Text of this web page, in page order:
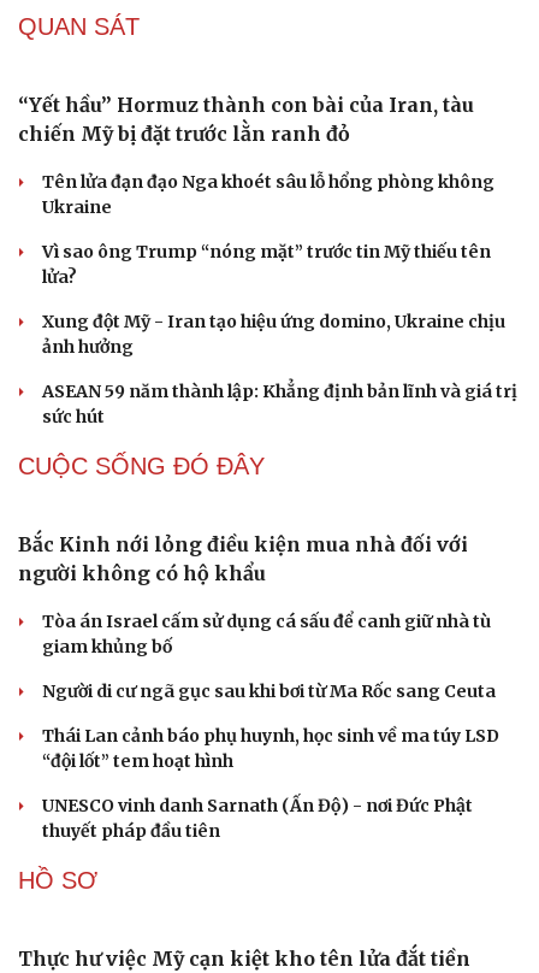
Cải chính
KHỞI NGHIỆP
Đắk Lắk tìm giải pháp nâng cao chất lượng hoạt
động chi Hội Nông dân
Xây dựng thương hiệu để sản phẩm Na La Hiên Thái
Nguyên vươn xa
Bí quyết làm giàu của cặp vợ chồng người Châu Ro ở
Lâm Đồng
Hiệp hội Khởi nghiệp quốc gia tổ chức Diễn đàn Khởi
nghiệp tại Đà Nẵng
“Biến” gáo dừa thành sản phẩm xuất khẩu có giá trị
QUAN SÁT
“Yết hầu” Hormuz thành con bài của Iran, tàu
chiến Mỹ bị đặt trước lằn ranh đỏ
Tên lửa đạn đạo Nga khoét sâu lỗ hổng phòng không
Ukraine
Vì sao ông Trump “nóng mặt” trước tin Mỹ thiếu tên
Xung đột Mỹ - Iran tạo hiệu ứng domino, Ukraine chịu
ảnh hưởng